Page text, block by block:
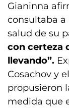
Gianinna
consultaba a
salud de su
con certeza
llevando”.
Cosachov y
propusieron
medida que